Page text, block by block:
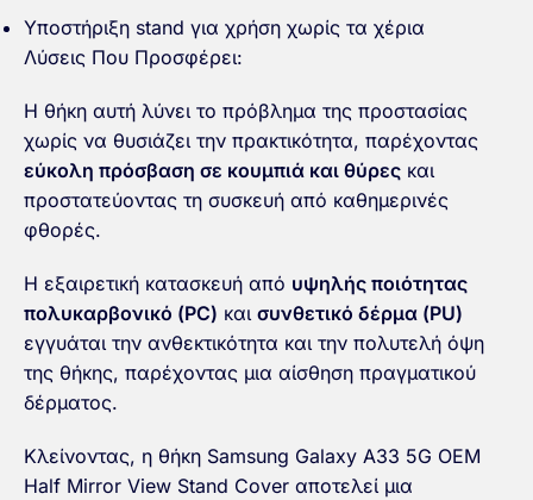
Υποστήριξη stand για χρήση χωρίς τα χέρια
Λύσεις Που Προσφέρει:
Η θήκη αυτή λύνει το πρόβλημα της προστασίας
χωρίς να θυσιάζει την πρακτικότητα, παρέχοντας
εύκολη πρόσβαση σε κουμπιά και θύρες και
προστατεύοντας τη συσκευή από καθημερινές
φθορές.
Η εξαιρετική κατασκευή από υψηλής ποιότητας
πολυκαρβονικό (PC) και συνθετικό δέρμα (PU)
εγγυάται την ανθεκτικότητα και την πολυτελή όψη
της θήκης, παρέχοντας μια αίσθηση πραγματικού
δέρματος.
Κλείνοντας, η θήκη Samsung Galaxy A33 5G OEM
Half Mirror View Stand Cover αποτελεί μια